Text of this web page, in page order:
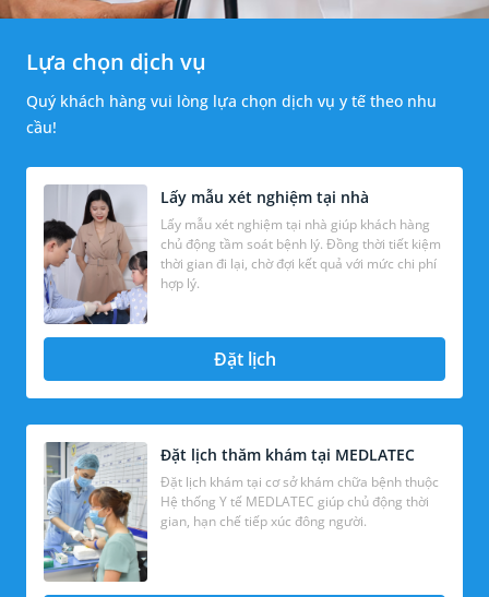
Lựa chọn dịch vụ
Quý khách hàng vui lòng lựa chọn dịch vụ y tế theo nhu
cầu!
Lấy mẫu xét nghiệm tại nhà
Lấy mẫu xét nghiệm tại nhà giúp khách hàng
chủ động tầm soát bệnh lý. Đồng thời tiết kiệm
thời gian đi lại, chờ đợi kết quả với mức chi phí
hợp lý.
Đặt lịch
Đặt lịch thăm khám tại MEDLATEC
Đặt lịch khám tại cơ sở khám chữa bệnh thuộc
Hệ thống Y tế MEDLATEC giúp chủ động thời
gian, hạn chế tiếp xúc đông người.